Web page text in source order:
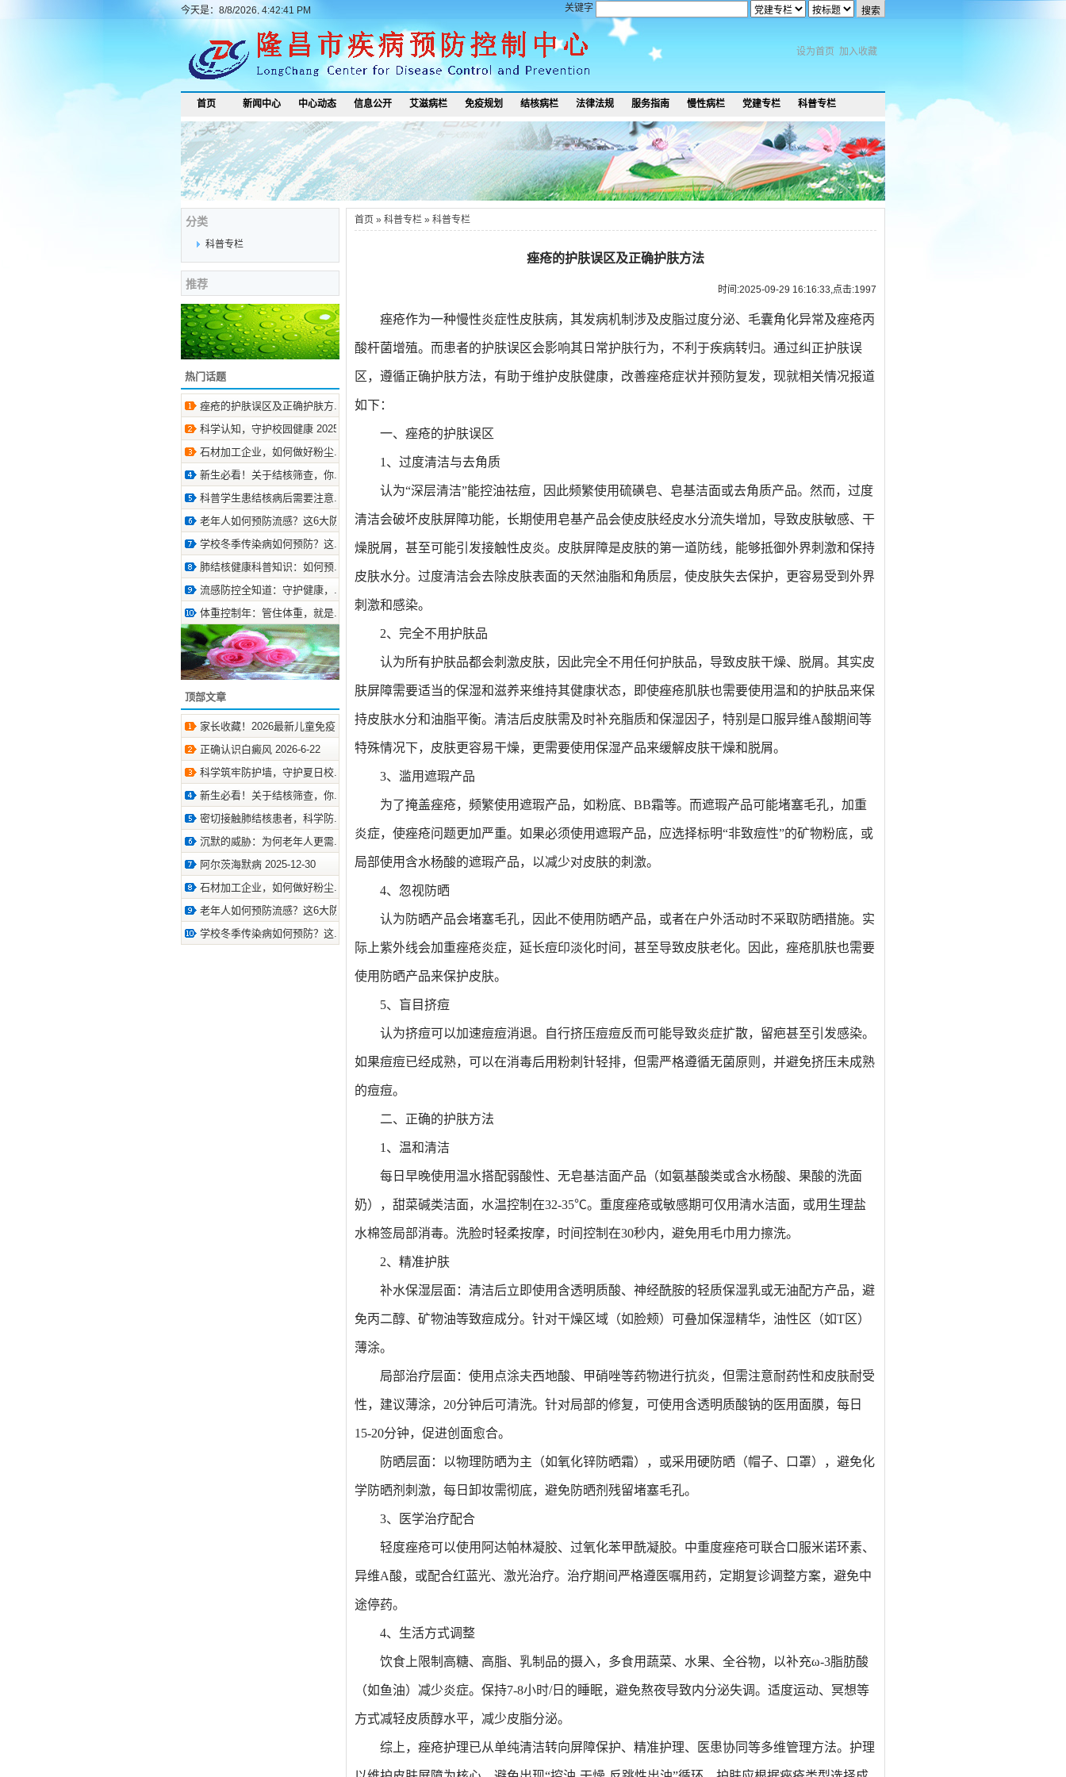
今天是：8/8/2026, 4:42:41 PM 关键字
设为首页 加入收藏
首页 新闻中心 中心动态 信息公开 艾滋病栏 免疫规划 结核病栏 法律法规 服务指南 慢性病栏 党建专栏 科普专栏
分类
科普专栏
推荐
热门话题
痤疮的护肤误区及正确护肤方.. 2025-9-29
科学认知，守护校园健康 2025-9-10
石材加工企业，如何做好粉尘.. 2025-12-15
新生必看！关于结核筛查，你.. 2026-6-11
科普学生患结核病后需要注意.. 2024-10-24
老年人如何预防流感？这6大防.. 2023-9-26
学校冬季传染病如何预防？这.. 2024-10-12
肺结核健康科普知识：如何预.. 2025-9-29
流感防控全知道：守护健康，.. 2025-3-12
体重控制年：管住体重，就是.. 2025-5-15
顶部文章
家长收藏！2026最新儿童免疫.. 2026-7-10
正确认识白癜风 2026-6-22
科学筑牢防护墙，守护夏日校.. 2026-6-22
新生必看！关于结核筛查，你.. 2026-6-11
密切接触肺结核患者，科学防.. 2026-4-9
沉默的威胁：为何老年人更需.. 2026-4-8
阿尔茨海默病 2025-12-30
石材加工企业，如何做好粉尘.. 2025-12-15
老年人如何预防流感？这6大防.. 2023-9-26
学校冬季传染病如何预防？这.. 2024-10-12
首页 » 科普专栏 » 科普专栏
痤疮的护肤误区及正确护肤方法
时间:2025-09-29 16:16:33,点击:1997
痤疮作为一种慢性炎症性皮肤病，其发病机制涉及皮脂过度分泌、毛囊角化异常及痤疮丙
酸杆菌增殖。 而患者的护肤误区会影响其 日常护肤行为，不利于疾病转归。 通过纠正护肤误
区，遵循正确护肤方法， 有助于维护皮肤健康，改善痤疮症状并预防复发，现就相关情况报道
如下：
一、痤疮的护肤误区
1、 过度清洁与去角质
认为“深层清洁”能控油祛痘，因此频繁使用硫磺皂、皂基洁面或去角质产品。 然而， 过度
清洁会破坏皮肤屏障功能，长期使用皂基产品会使皮肤经皮水分流失增加 ， 导致皮肤敏感、干
燥脱屑，甚至可能引发接触性皮炎。皮肤屏障是皮肤的第一道防线，能够抵御外界刺激和保持
皮肤水分。过度清洁会去除皮肤表面的天然油脂和角质层，使皮肤失去保护，更容易受到外界
刺激和感染。
2、 完全不用护肤品
认为所有护肤品都会刺激皮肤，因此完全不用任何护肤品，导致皮肤干燥、脱屑。 其实皮
肤屏障需要适当的保湿和滋养来维持其健康状态， 即使痤疮肌肤也需要使用温和的护肤品来保
持皮肤水分和油脂平衡。清洁后皮肤需及时补充脂质和保湿因子， 特别 是口服异维A酸期间等
特殊情况下，皮肤更容易干燥，更需要使用保湿产品来缓解皮肤干燥和脱屑。
3、 滥用遮瑕产品
为了掩盖痤疮，频繁使用遮瑕产品，如粉底、BB霜等。 而遮瑕产品可能堵塞毛孔，加重
炎症，使痤疮问题更加严重。如果必须使用遮瑕产品，应选择标明“非致痘性”的矿物粉底，或
局部使用含水杨酸的遮瑕产品，以减少对皮肤的刺激。
4、 忽视防晒
认为防晒产品会堵塞毛孔，因此不使用防晒产品，或者在户外活动时不采取防晒措施。 实
际上紫外线会加重痤疮炎症，延长痘印淡化时间，甚至导致皮肤老化。因此，痤疮肌肤也需要
使用防晒产品来保护皮肤。
5、 盲目挤痘
认为挤痘可以加速痘痘消退。自行挤压痘痘反而可能导致炎症扩散，留疤甚至引发感染。
如果痘痘已经成熟，可以在消毒后用粉刺针轻排，但需严格遵循无菌原则，并避免挤压未成熟
的痘痘。
二、正确的护肤方法
1、 温和清洁
每日早晚使用温水搭配弱酸性、无皂基洁面产品（如氨基酸类或含水杨酸、果酸的洗面
奶），甜菜碱类洁面， 水温控制在32-35℃。重度痤疮或敏感期可仅用清水洁面，或用生理盐
水棉签局部消毒。洗脸时轻柔按摩，时间控制在30秒内，避免用毛巾用力擦洗。
2、精准护肤
补水保湿层面： 清洁后立即使用含透明质酸、神经酰胺的轻质保湿乳或无油配方产品，避
免丙二醇、矿物油等致痘成分。针对干燥区域（如脸颊）可叠加保湿精华，油性区（如T区）
薄涂。
局部治疗层面：使用 点涂夫西地酸、甲硝唑等药物进行抗炎，但需注意耐药性和皮肤耐受
性， 建议薄涂，20分钟后可清洗。 针对局部的修复，可使用含透明质酸钠的医用面膜，每日
15-20分钟，促进创面愈合。
防晒层面： 以物理防晒为主（如氧化锌防晒霜），或采用硬防晒（帽子、口罩），避免化
学防晒剂刺激， 每日卸妆需彻底，避免防晒剂残留堵塞毛孔。
3、医学治疗配合
轻度痤疮可以使用 阿达帕林凝胶、过氧化苯甲酰凝胶。中重度痤疮可联合口服米诺环素、
异维A酸，或配合红蓝光、激光治疗。 治疗期间 严格遵医嘱用药，定期复诊调整方案，避免中
途停药。
4、生活方式调整
饮食 上 限制高糖、高脂、乳制品的摄入，多食用 蔬菜、水果、全谷物， 以补充ω-3脂肪酸
（如鱼油）减少炎症。 保持7-8小时/日 的睡眠，避免熬夜导致内分泌失调。 适度运动、冥想等
方式减轻皮质醇水平，减少皮脂分泌。
综上，痤疮护理已从单纯清洁转向屏障保护、 精准护理、 医患协同等多维管理方法。 护理